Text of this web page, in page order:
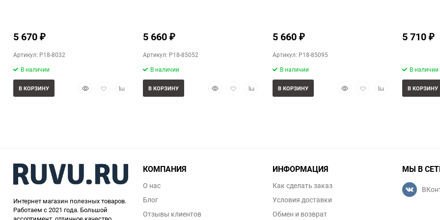
5 670 ₽
Артикул: P18-8032
В наличии
БыстрыйДобавитьДобавить
В КОРЗИНУ
5 660 ₽
Артикул: P18-85052
В наличии
БыстрыйДобавитьДобавить
В КОРЗИНУ
5 660 ₽
Артикул: P18-85095
В наличии
БыстрыйДобавитьДобавить
В КОРЗИНУ
5 710 ₽
В наличии
В КОРЗИНУ
Интернет магазин полезных товаров.
Работаем с 2021 года. Большой
КОМПАНИЯ
О нас
Блог
Отзывы клиентов
ИНФОРМАЦИЯ
Как сделать заказ
Условия доставки
Обмен и возврат
МЫ В